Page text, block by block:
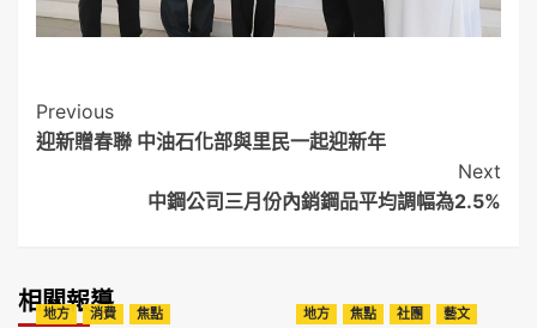
Post
Navigation
Previous
迎新贈春聯 中油石化部與里民一起迎新年
Next
中鋼公司三月份內銷鋼品平均調幅為2.5%
相關報導
地方 消費 焦點 地方 焦點 社團 藝文